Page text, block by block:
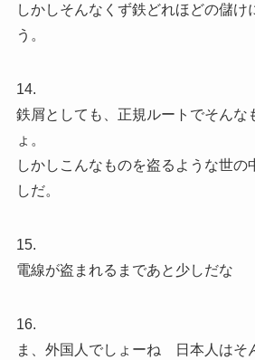
しかしそんなくず鉄どれほどの儲け
う。
14.
鉄屑としても、正規ルートでそんな
ょ。
しかしこんなものを盗るような世の
しだ。
15.
電線が盗まれるまであと少しだな
16.
ま、外国人でしょーね 日本人はそ